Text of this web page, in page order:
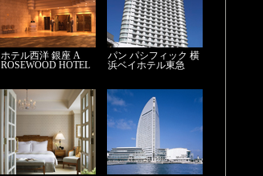
ホテル西洋 銀座 A
ROSEWOOD HOTEL
パン パシフィック 横
浜ベイホテル東急